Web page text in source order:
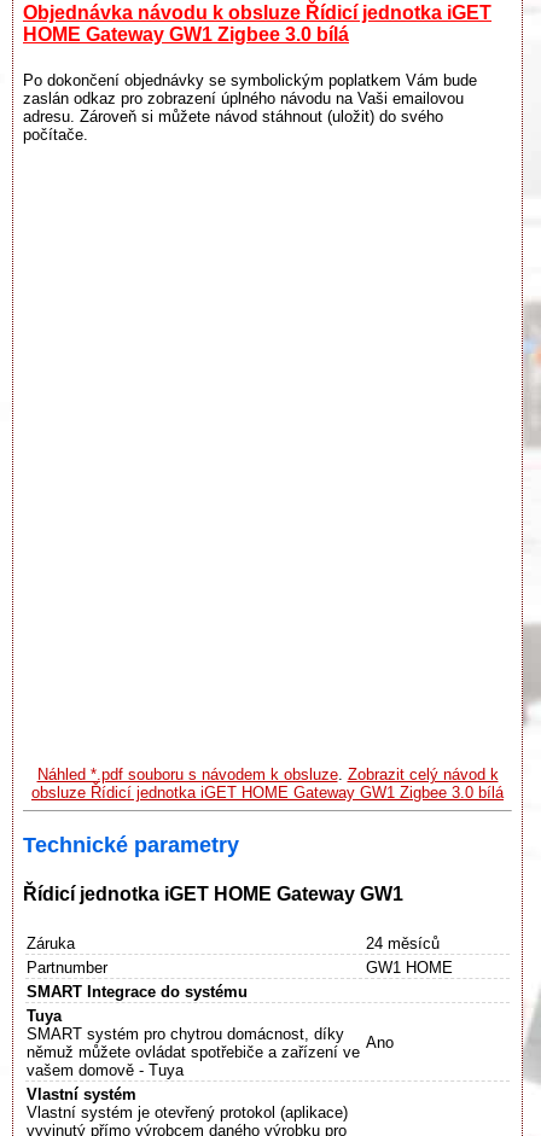
Objednávka návodu k obsluze Řídicí jednotka iGET
HOME Gateway GW1 Zigbee 3.0 bílá
Po dokončení objednávky se symbolickým poplatkem Vám bude
zaslán odkaz pro zobrazení úplného návodu na Vaši emailovou
adresu. Zároveň si můžete návod stáhnout (uložit) do svého
počítače.
Náhled *.pdf souboru s návodem k obsluze. Zobrazit celý návod k
obsluze Řídicí jednotka iGET HOME Gateway GW1 Zigbee 3.0 bílá
Technické parametry
Řídicí jednotka iGET HOME Gateway GW1
Záruka
24 měsíců
Partnumber
GW1 HOME
SMART Integrace do systému
Tuya
SMART systém pro chytrou domácnost, díky
němuž můžete ovládat spotřebiče a zařízení ve
vašem domově - Tuya
Ano
Vlastní systém
Vlastní systém je otevřený protokol (aplikace)
vyvinutý přímo výrobcem daného výrobku pro